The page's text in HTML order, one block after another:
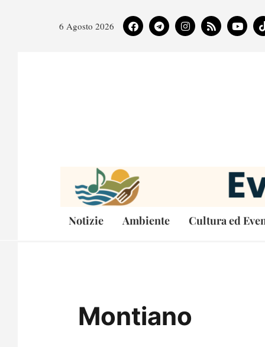
6 Agosto 2026
Notizie Ambiente Cultura ed
Montiano